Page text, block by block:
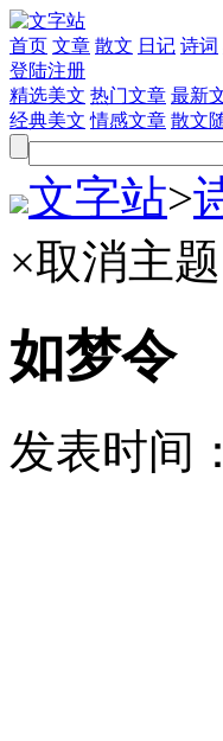
首页 文章 散文 日记 诗词
登陆注册
精选美文 热门文章 最新
经典美文 情感文章 散文
文字站>
×取消主题
如梦令
发表时间：